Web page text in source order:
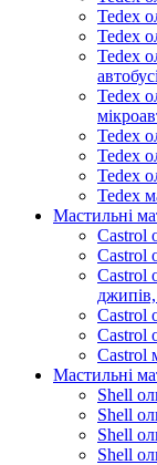
Tedex
Tedex
Tedex
Tedex
Tedex
Tedex
Tedex
Tedex
Мастильні
Castrol
Castrol
Castrol
Castrol
Castrol
Castrol
Мастильні
Shell
Shell
Shell
Shell